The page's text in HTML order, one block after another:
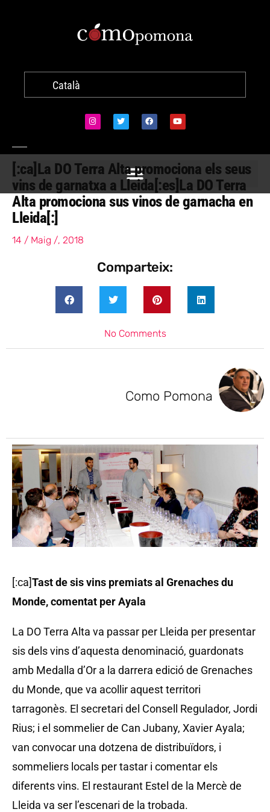
Català
[:ca]La DO Terra Alta promociona els seus
vins de garnatxa a Lleida[:es]La DO Terra
Alta promociona sus vinos de garnacha en
Lleida[:]
14 / Maig /, 2018
Comparteix:
No Comments
Como Pomona
[:ca]Tast de sis vins premiats al Grenaches du
Monde, comentat per Ayala
La DO Terra Alta va passar per Lleida per presentar
sis dels vins d’aquesta denominació, guardonats
amb Medalla d’Or a la darrera edició de Grenaches
du Monde, que va acollir aquest territori
tarragonès. El secretari del Consell Regulador, Jordi
Rius; i el sommelier de Can Jubany, Xavier Ayala;
van convocar una dotzena de distribuïdors, i
sommeliers locals per tastar i comentar els
diferents vins. El restaurant Estel de la Mercè de
Lleida va ser l’escenari de la trobada.